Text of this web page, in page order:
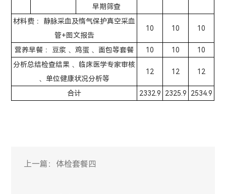
早期筛查
材料费 ：静脉采血及惰气保护真空采血
管+图文报告
10 10 10
营养早餐 ：豆浆 、鸡蛋 、面包等套餐 10 10
10
分析总结检查结果 、临床医学专家审核
、单位健康状况分析等
12 12 12
合计 2332.9 2325.9 2534.9
上一篇： 体检套餐四